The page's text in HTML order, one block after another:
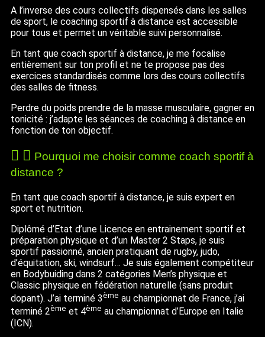
A l’inverse des cours collectifs dispensés dans les salles
de sport, le coaching sportif à distance est accessible
pour tous et permet un véritable suivi personnalisé.
En tant que coach sportif à distance, je me focalise
entièrement sur ton profil et ne te propose pas des
exercices standardisés comme lors des cours collectifs
des salles de fitness.
Perdre du poids prendre de la masse musculaire, gagner en
tonicité : j’adapte les séances de coaching à distance en
fonction de ton objectif.
Pourquoi me choisir comme coach sportif à
distance ?
En tant que coach sportif à distance, je suis expert en
sport et nutrition.
Diplômé d’Etat d’une Licence en entrainement sportif et
préparation physique et d’un Master 2 Staps, je suis
sportif passionné, ancien pratiquant de rugby, judo,
d’équitation, ski, windsurf… Je suis également compétiteur
en Bodybuiding dans 2 catégories Men’s physique et
Classic physique en fédération naturelle (sans produit
dopant). J’ai terminé 3ème au championnat de France, j’ai
terminé 2ème et 4ème au championnat d’Europe en Italie
(ICN).